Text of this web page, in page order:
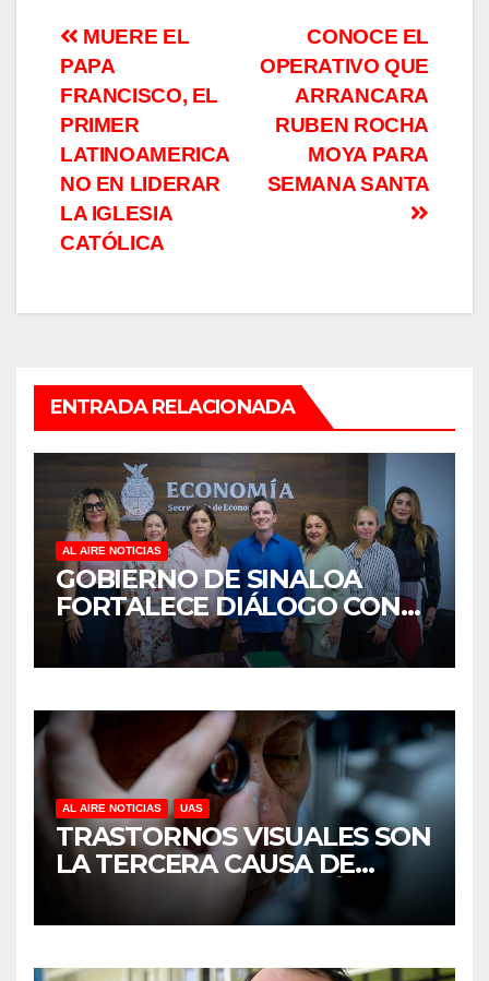
Navegación
de
entradas
CONOCE EL
OPERATIVO QUE
ARRANCARA
RUBEN ROCHA
MOYA PARA
SEMANA SANTA
MUERE EL
PAPA
FRANCISCO, EL
PRIMER
LATINOAMERICA
NO EN LIDERAR
LA IGLESIA
CATÓLICA
ENTRADA RELACIONADA
AL AIRE NOTICIAS
GOBIERNO DE SINALOA
FORTALECE DIÁLOGO CON
MUJERES EMPRESARIAS DE
CULIACÁN
AL AIRE NOTICIAS UAS
TRASTORNOS VISUALES SON
LA TERCERA CAUSA DE
DISCAPACIDAD EN MÉXICO,
REVELA ESTUDIO DEL